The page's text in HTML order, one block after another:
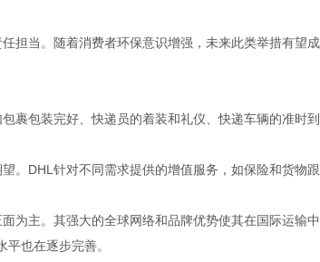
担当。随着消费者环保意识增强，未来此类举措有望
裹包装完好、快递员的着装和礼仪、快递车辆的准时
。DHL针对不同需求提供的增值服务，如保险和货物
为主。其强大的全球网络和品牌优势使其在国际运输
也在逐步完善。